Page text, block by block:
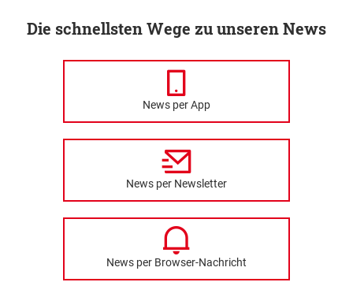
Die schnellsten Wege zu unseren News
News per App
News per Newsletter
News per Browser-Nachricht